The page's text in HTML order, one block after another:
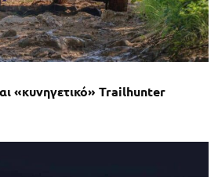
«κυνηγετικό» Trailhunter